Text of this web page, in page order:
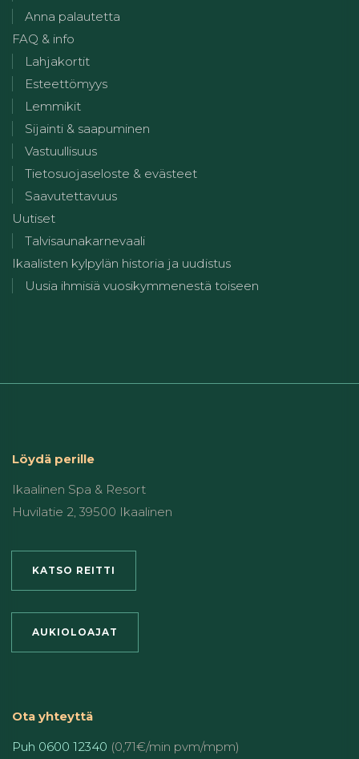
Anna palautetta
FAQ & info
Lahjakortit
Esteettömyys
Lemmikit
Sijainti & saapuminen
Vastuullisuus
Tietosuojaseloste & evästeet
Saavutettavuus
Uutiset
Talvisaunakarnevaali
Ikaalisten kylpylän historia ja uudistus
Uusia ihmisiä vuosikymmenestä toiseen
Löydä perille
Ikaalinen Spa & Resort
Huvilatie 2, 39500 Ikaalinen
KATSO REITTI
AUKIOLOAJAT
Ota yhteyttä
Puh 0600 12340 (0,71€/min pvm/mpm)